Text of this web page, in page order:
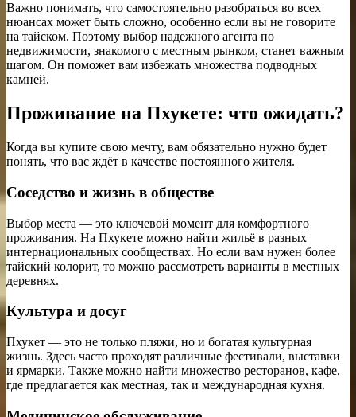
Важно понимать, что самостоятельно разобраться во всех
нюансах может быть сложно, особенно если вы не говорите
на тайском. Поэтому выбор надежного агента по
недвижимости, знакомого с местным рынком, станет важным
шагом. Он поможет вам избежать множества подводных
камней.
Проживание на Пхукете: что ожидать?
Когда вы купите свою мечту, вам обязательно нужно будет
понять, что вас ждёт в качестве постоянного жителя.
Соседство и жизнь в обществе
Выбор места — это ключевой момент для комфортного
проживания. На Пхукете можно найти жильё в разных
интернациональных сообществах. Но если вам нужен более
тайский колорит, то можно рассмотреть варианты в местных
деревнях.
Культура и досуг
Пхукет — это не только пляжи, но и богатая культурная
жизнь. Здесь часто проходят различные фестивали, выставки
и ярмарки. Также можно найти множество ресторанов, кафе,
где предлагается как местная, так и международная кухня.